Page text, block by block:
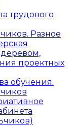
трудового
Разное
деревом,
проектных
обучения.